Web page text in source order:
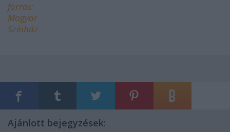
forrás:
Magyar
Színház
Ajánlott bejegyzések: